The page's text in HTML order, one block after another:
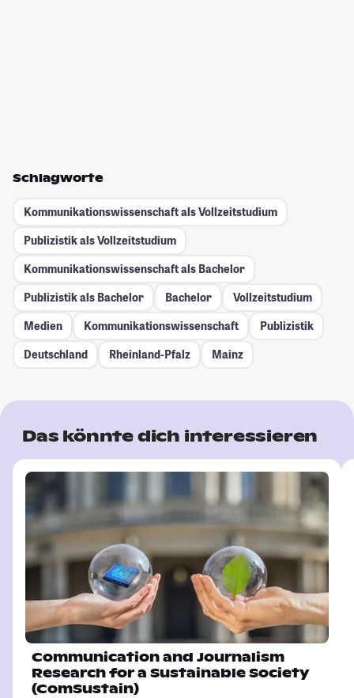
Schlagworte
Kommunikationswissenschaft als Vollzeitstudium
Publizistik als Vollzeitstudium
Kommunikationswissenschaft als Bachelor
Publizistik als Bachelor
Bachelor
Vollzeitstudium
Medien
Kommunikationswissenschaft
Publizistik
Deutschland
Rheinland-Pfalz Mainz
Das könnte dich interessieren
Communication and Journalism
Research for a Sustainable Society
(ComSustain)